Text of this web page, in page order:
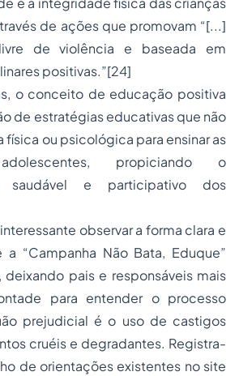
de ações que promovam “[...]
de violência e baseada em
positivas.”[24]
o conceito de educação positiva
de estratégias educativas que não
física ou psicológica para ensinar as
propiciando o
saudável e participativo dos
observar a forma clara e
“Campanha Não Bata, Eduque”
deixando pais e responsáveis mais
para entender o processo
prejudicial é o uso de castigos
cruéis e degradantes. Registra-
de orientações existentes no site